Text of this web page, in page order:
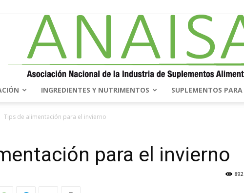
INGREDIENTES Y NUTRIMENTOS SUPLEMENTOS
Tips de alimentación para el invierno
para el invierno
892